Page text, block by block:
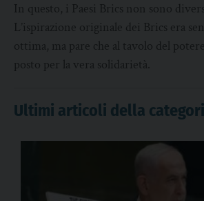
In questo, i Paesi Brics non sono
L’ispirazione originale dei Brics era
ottima, ma pare che al tavolo del
posto per la vera solidarietà.
Ultimi articoli della